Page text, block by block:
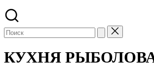
КУХНЯ